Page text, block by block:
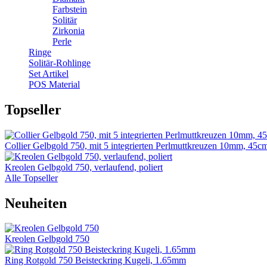
Farbstein
Solitär
Zirkonia
Perle
Ringe
Solitär-Rohlinge
Set Artikel
POS Material
Topseller
Collier Gelbgold 750, mit 5 integrierten Perlmuttkreuzen 10mm,
Kreolen Gelbgold 750, verlaufend, poliert
Alle Topseller
Neuheiten
Kreolen Gelbgold 750
Ring Rotgold 750 Beisteckring Kugeli, 1.65mm